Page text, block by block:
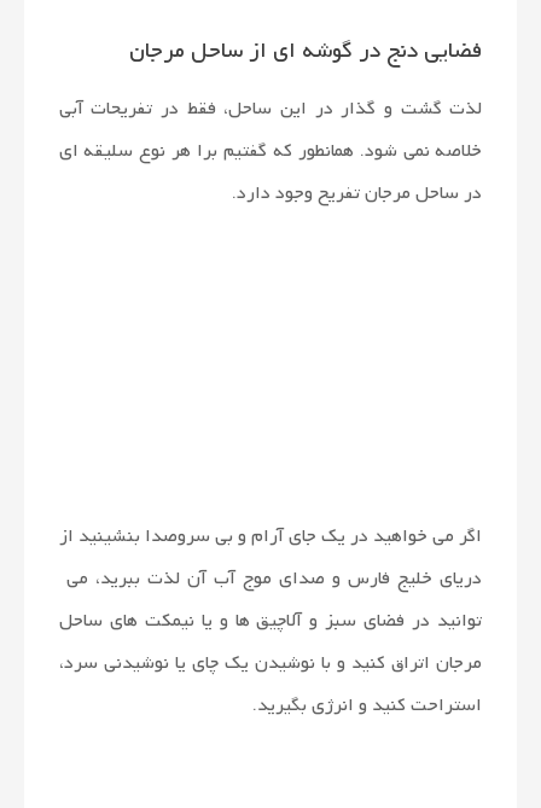
فضایی دنج در گوشه ای از ساحل مرجان
لذت گشت و گذار در این ساحل، فقط در تفریحات آبی
خلاصه نمی شود. همانطور که گفتیم برا هر نوع سلیقه ای
در ساحل مرجان تفریح وجود دارد.
اگر می خواهید در یک جای آرام و بی سروصدا بنشینید از
دریای خلیج فارس و صدای موج آب آن لذت ببرید، می
توانید در فضای سبز و آلاچیق ها و یا نیمکت های ساحل
مرجان اتراق کنید و با نوشیدن یک چای یا نوشیدنی سرد،
استراحت کنید و انرژی بگیرید.